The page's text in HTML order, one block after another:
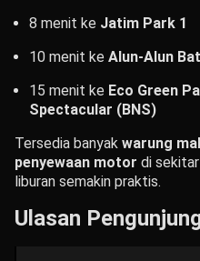
8 menit ke Jatim Park 1
10 menit ke Alun-Alun
15 menit ke Eco Green
Spectacular (BNS)
Tersedia banyak warung
penyewaan motor di
liburan semakin praktis.
Ulasan